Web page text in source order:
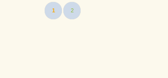
1 2